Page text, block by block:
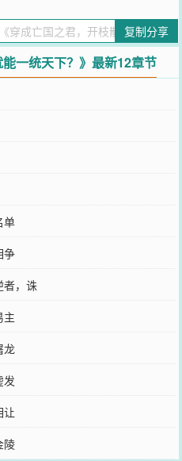
统，开枝散叶就能解锁神级奖
军击退北莽；抄家贪官敛财充国
色入后宫，解锁逆天体质、绝世
莽、背后捅刀的太上皇，陈政誓
造子孙满堂的无上皇朝！
叶就能一统天下？
朋友推荐哦！
复制分享
一统天下？》最新12章节
单
争
者，诛
主
龙
发
让
陵